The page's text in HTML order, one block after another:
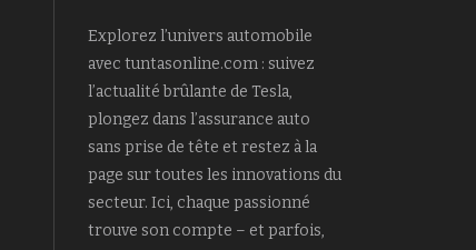
Explorez l’univers automobile
avec tuntasonline.com : suivez
l’actualité brûlante de Tesla,
plongez dans l’assurance auto
sans prise de tête et restez à la
page sur toutes les innovations du
secteur. Ici, chaque passionné
trouve son compte – et parfois,